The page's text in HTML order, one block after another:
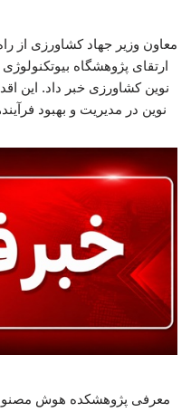
معاون وزیر جهاد کشاورزی از
ارتقای پژوهشگاه
نوین کشاورزی خبر داد. این
نوین در مدیریت و بهبود
معرفی پژوهشکده هوش